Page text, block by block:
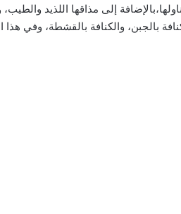
إلى مذاقها اللذيد والطيب،
بالجبن، والكنافة بالقشطة، وفي